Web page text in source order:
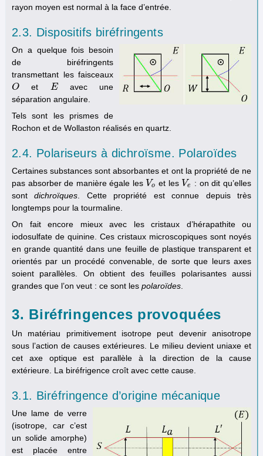
rayon moyen est normal à la face d’entrée.
2.3. Dispositifs biréfringents
On a quelque fois besoin
de biréfringents
transmettant les faisceaux
O
O et E
E avec une
séparation angulaire.
Tels sont les prismes de
Rochon et de Wollaston réalisés en quartz.
2.4. Polariseurs à dichroïsme. Polaroïdes
Certaines substances sont absorbantes et ont la propriété de ne
pas absorber de manière égale les Vo
Vo et les Ve
Ve : on dit qu’elles
sontdichroïques . Cette propriété est connue depuis très
longtemps pour la tourmaline.
On fait encore mieux avec les cristaux d’hérapathite ou
iodosulfate de quinine. Ces cristaux microscopiques sont noyés
en grande quantité dans une feuille de plastique transparent et
orientés par un procédé convenable, de sorte que leurs axes
soient parallèles. On obtient des feuilles polarisantes aussi
grandes que l’on veut : ce sont les polaroïdes
3. Biréfringences provoquées
Un matériau primitivement isotrope peut devenir anisotrope
sous l’action de causes extérieures. Le milieu devient uniaxe et
cet axe optique est parallèle à la direction de la cause
extérieure. La biréfrigence croît avec cette cause.
3.1. Biréfringence d’origine mécanique
Une lame de verre
(isotrope, car c’est
un solide amorphe)
est placée entre